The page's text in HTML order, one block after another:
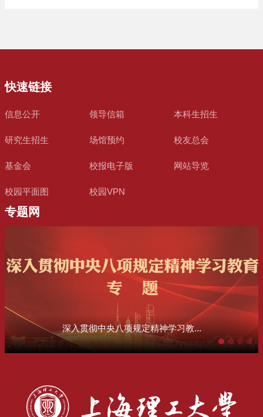
快速链接
信息公开 领导信箱 本科生招生
研究生招生 场馆预约 校友总会
基金会 校报电子版 网站导览
校园平面图 校园VPN
专题网
深入贯彻中央八项规定精神学习教...